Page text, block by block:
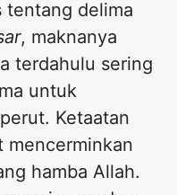
tentang delima
, maknanya
terdahulu sering
untuk
Ketaatan
mencerminkan
hamba Allah.